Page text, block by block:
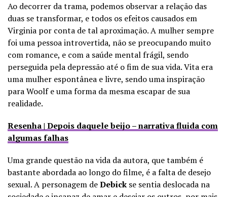
Ao decorrer da trama, podemos observar a relação das
duas se transformar, e todos os efeitos causados em
Virginia por conta de tal aproximação. A mulher sempre
foi uma pessoa introvertida, não se preocupando muito
com romance, e com a saúde mental frágil, sendo
perseguida pela depressão até o fim de sua vida. Vita era
uma mulher espontânea e livre, sendo uma inspiração
para Woolf e uma forma da mesma escapar de sua
realidade.
Resenha | Depois daquele beijo – narrativa fluida com
algumas falhas
Uma grande questão na vida da autora, que também é
bastante abordada ao longo do filme, é a falta de desejo
sexual. A personagem deDebick se sentia deslocada na